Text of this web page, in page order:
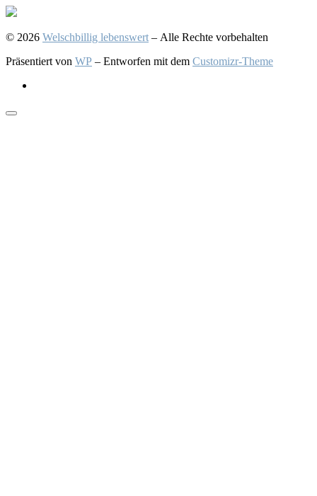
© 2026 Welschbillig lebenswert – Alle Rechte vorbehalten
Präsentiert von WP – Entworfen mit dem Customizr-Theme